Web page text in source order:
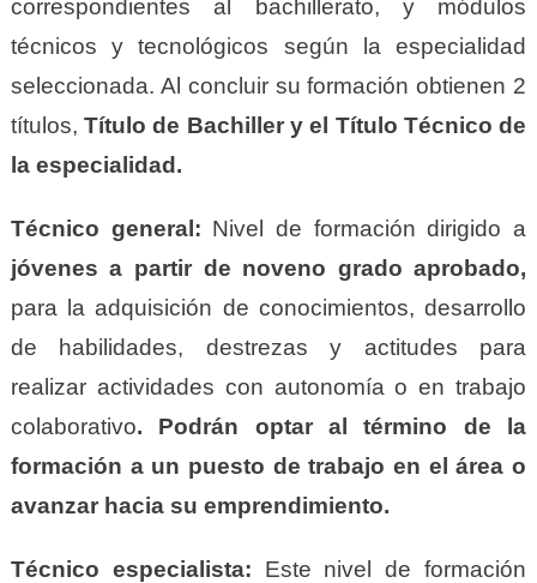
correspondientes al bachillerato, y módulos
técnicos y tecnológicos según la especialidad
seleccionada. Al concluir su formación obtienen 2
títulos,Título de Bachiller y el Título Técnico de
la especialidad.
Técnico general: Nivel de formación dirigido a
jóvenes a partir de noveno grado aprobado,
para la adquisición de conocimientos, desarrollo
de habilidades, destrezas y actitudes para
realizar actividades con autonomía o en trabajo
colaborativo. Podrán optar al término de la
formación a un puesto de trabajo en el área o
avanzar hacia su emprendimiento.
Técnico especialista: Este nivel de formación